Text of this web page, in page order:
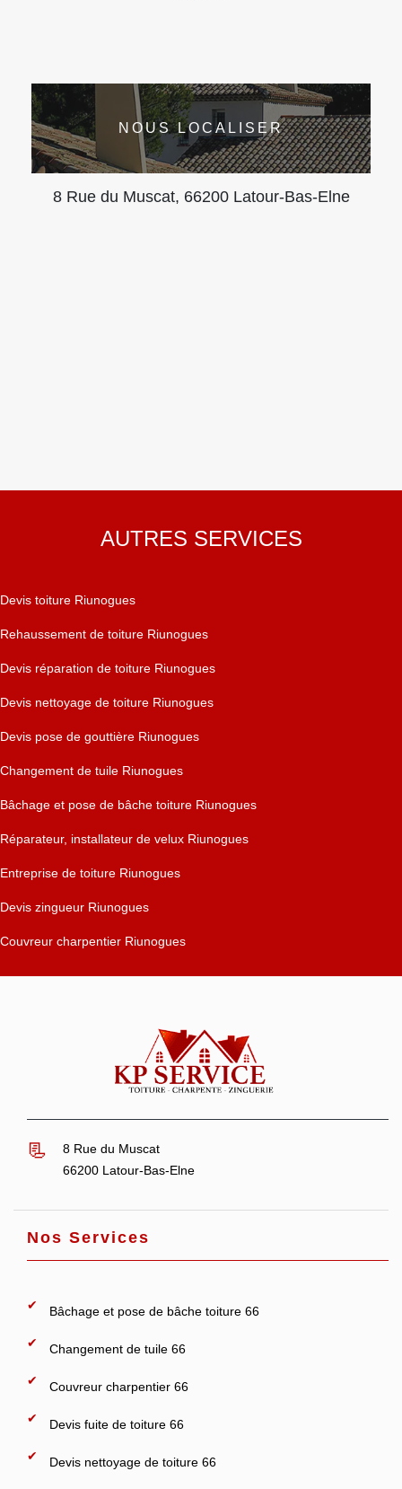
NOUS LOCALISER
8 Rue du Muscat, 66200 Latour-Bas-Elne
AUTRES SERVICES
Devis toiture Riunogues
Rehaussement de toiture Riunogues
Devis réparation de toiture Riunogues
Devis nettoyage de toiture Riunogues
Devis pose de gouttière Riunogues
Changement de tuile Riunogues
Bâchage et pose de bâche toiture Riunogues
Réparateur, installateur de velux Riunogues
Entreprise de toiture Riunogues
Devis zingueur Riunogues
Couvreur charpentier Riunogues
8 Rue du Muscat
66200 Latour-Bas-Elne
Nos Services
Bâchage et pose de bâche toiture 66
Changement de tuile 66
Couvreur charpentier 66
Devis fuite de toiture 66
Devis nettoyage de toiture 66